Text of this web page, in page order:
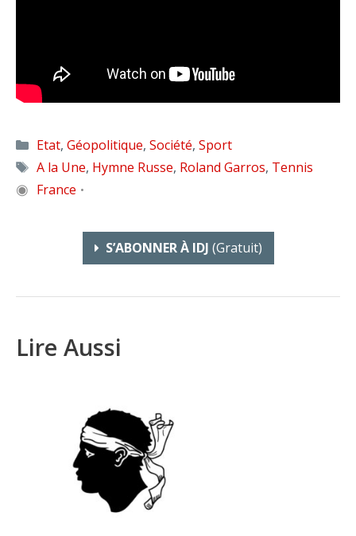
Catégories
Etat, Géopolitique, Société, Sport
Étiquettes
A la Une, Hymne Russe, Roland Garros, Tennis
◉ France •
S’ABONNER À IDJ (gratuit)
Lire Aussi